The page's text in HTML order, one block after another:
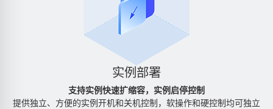
实例部署
支持实例快速扩缩容，实例启停控制
提供独立、方便的实例开机和关机控制，软操作和硬控制均可独立